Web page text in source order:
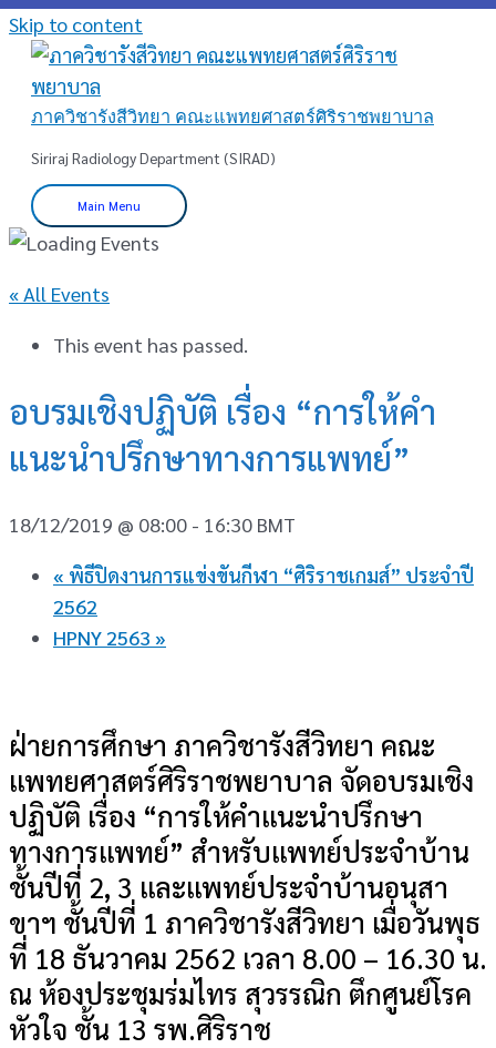
Skip to content
ภาควิชารังสีวิทยา คณะแพทยศาสตร์ศิริราชพยาบาล
Siriraj Radiology Department (SIRAD)
Main Menu
« All Events
This event has passed.
อบรมเชิงปฏิบัติ เรื่อง “การให้คำ
แนะนำปรึกษาทางการแพทย์”
18/12/2019 @ 08:00 - 16:30 BMT
« พิธีปิดงานการแข่งขันกีฬา “ศิริราชเกมส์” ประจำปี
2562
HPNY 2563 »
ฝ่ายการศึกษา ภาควิชารังสีวิทยา คณะ
แพทยศาสตร์ศิริราชพยาบาล จัดอบรมเชิง
ปฏิบัติ เรื่อง “การให้คำแนะนำปรึกษา
ทางการแพทย์” สำหรับแพทย์ประจำบ้าน
ชั้นปีที่ 2, 3 และแพทย์ประจำบ้านอนุสา
ขาฯ ชั้นปีที่ 1 ภาควิชารังสีวิทยา เมื่อวันพุธ
ที่ 18 ธันวาคม 2562 เวลา 8.00 – 16.30 น.
ณ ห้องประชุมร่มไทร สุวรรณิก ตึกศูนย์โรค
หัวใจ ชั้น 13 รพ.ศิริราช